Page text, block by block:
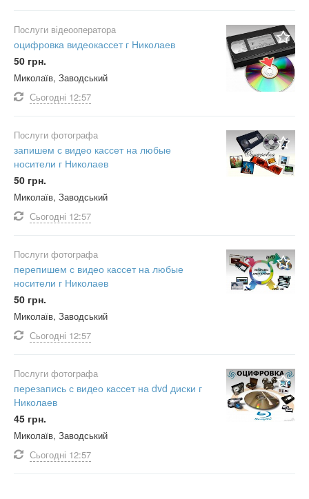
Послуги відеооператора
оцифровка видеокассет г Николаев
50 грн.
Миколаїв, Заводський
Сьогодні 12:57
Послуги фотографа
запишем с видео кассет на любые
носители г Николаев
50 грн.
Миколаїв, Заводський
Сьогодні 12:57
Послуги фотографа
перепишем с видео кассет на любые
носители г Николаев
50 грн.
Миколаїв, Заводський
Сьогодні 12:57
Послуги фотографа
перезапись с видео кассет на dvd диски г
Николаев
45 грн.
Миколаїв, Заводський
Сьогодні 12:57